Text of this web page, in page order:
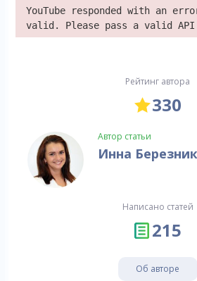
YouTube responded with an
valid. Please pass a valid API
Рейтинг автора
330
Автор статьи
Инна
Написано статей
215
Об авторе